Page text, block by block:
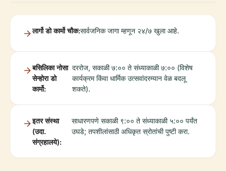
लार्गो डो कार्मो चौक:सार्वजनिक जागा म्हणून २४/७ खुला आहे.
बसिलिका नोसा
सेन्होरा डो
कार्मो:
दररोज, सकाळी ७:०० ते संध्याकाळी ७:०० (विशेष
कार्यक्रम किंवा धार्मिक उत्सवांदरम्यान वेळ बदलू
शकते).
इतर संस्था
(उदा.
संग्रहालये):
साधारणपणे सकाळी ९:०० ते संध्याकाळी ५:०० पर्यंत
उघडे; तपशीलांसाठी अधिकृत स्रोतांची पुष्टी करा.